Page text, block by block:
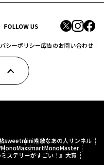
FOLLOW US
シーポリシー広告のお問い合わせ
sweetmini素敵なあの人 リンネル
MonoMaxsmartMonoMaster
ミステリーがすごい！』大賞